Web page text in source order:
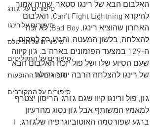
סיפורים על 'ג'ורג
סיפורים על רינגו
סיפורים על הביטלס
סיפורים על התקליטים
סיפורים על ההופעות
סיפורים על המקורבים
האלבום הבא של רינגו סטאר, שהיה אמור
להיקרא Can't Fight Lightning. האלבום
האחרון שהוציא רינגו, Bad Boy, לא זכה
להצלחה, בלשון המעטה, והגיע רק למקום
ה-129 במצעד הפזמונים בארה"ב. ג'ון קיווה
שעם הסיוע שלו ושל פול יזכה האלבום הבא
של רינגו להצלחה הרבה יותר גדולה.
ג'ון, פול ורינגו קיוו שגם ג'ורג' הריסון יצטרף
למאמץ המשותף אבל ג'ון נסוג מהרעיון
ברגע שפורסמה האוטוביוגרפיה שלג'ורג', I